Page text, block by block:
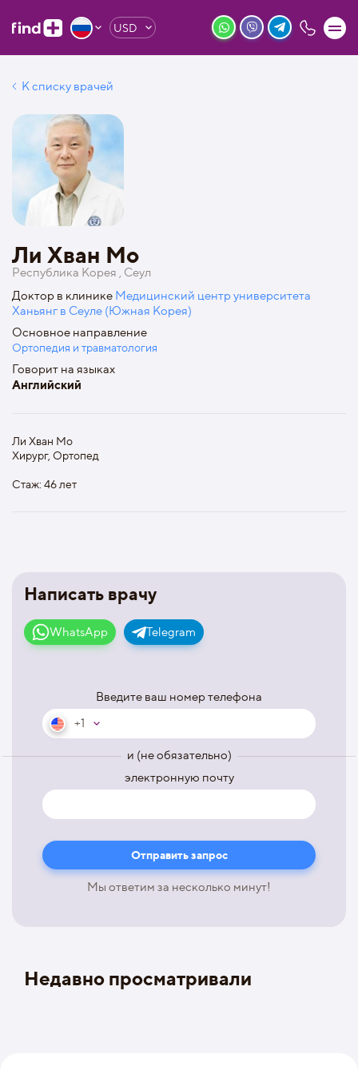
USD
К списку врачей
Написать врачу
WhatsApp Telegram
Введите ваш номер телефона
+1
и (не обязательно)
электронную почту
Мы ответим за несколько минут!
Ли Хван Мо
Республика Корея , Сеул
Доктор в клинике Медицинский центр университета
Ханьянг в Сеуле (Южная Корея)
Основное направление
Ортопедия и травматология
Говорит на языках
Английский
Ли Хван Мо
Хирург, Ортопед
Стаж: 46 лет
Недавно просматривали